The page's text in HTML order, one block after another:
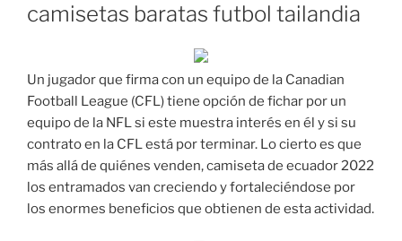
camisetas baratas futbol tailandia
Un jugador que firma con un equipo de la Canadian
Football League (CFL) tiene opción de fichar por un
equipo de la NFL si este muestra interés en él y si su
contrato en la CFL está por terminar. Lo cierto es que
más allá de quiénes venden, camiseta de ecuador 2022
los entramados van creciendo y fortaleciéndose por
los enormes beneficios que obtienen de esta actividad.